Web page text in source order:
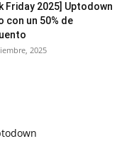
Friday 2025] Uptodown
con un 50% de
2025